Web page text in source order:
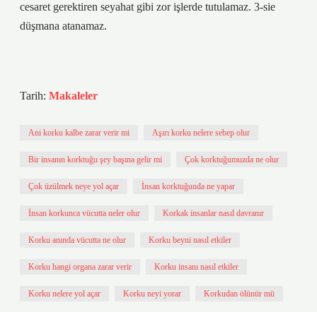
cesaret gerektiren seyahat gibi zor işlerde tutulamaz. 3-sie
düşmana atanamaz.
Tarih: Makaleler
Ani korku kalbe zarar verir mi Aşırı korku nelere sebep olur
Bir insanın korktuğu şey başına gelir mi Çok korktuğumuzda ne olur
Çok üzülmek neye yol açar İnsan korktuğunda ne yapar
İnsan korkunca vücutta neler olur Korkak insanlar nasıl davranır
Korku anında vücutta ne olur Korku beyni nasıl etkiler
Korku hangi organa zarar verir Korku insanı nasıl etkiler
Korku nelere yol açar Korku neyi yorar Korkudan ölünür mü